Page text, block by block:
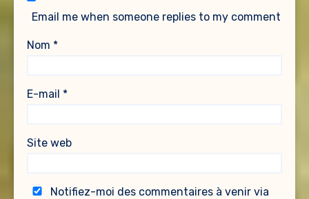
Email me when someone replies to my comment
Nom *
E-mail *
Site web
Notifiez-moi des commentaires à venir via